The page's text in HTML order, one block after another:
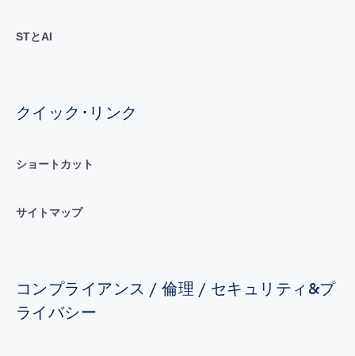
STとAI
クイック･リンク
ショートカット
サイトマップ
コンプライアンス / 倫理 / セキュリティ&プ
ライバシー